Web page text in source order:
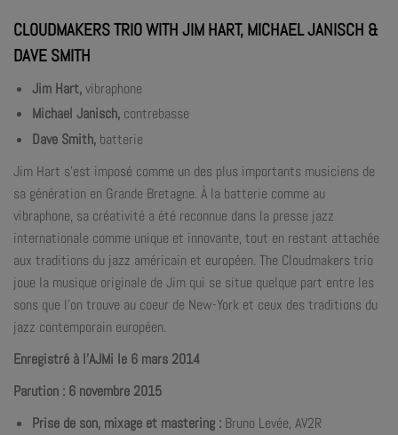
CLOUDMAKERS TRIO WITH JIM HART, MICHAEL JANISCH &
DAVE SMITH
Jim Hart,vibraphone
Michael Janisch,contrebasse
Dave Smith, batterie
Jim Hart s’est imposé comme un des plus importants musiciens de
sa génération en Grande Bretagne. À la batterie comme au
vibraphone, sa créativité a été reconnue dans la presse jazz
internationale comme unique et innovante, tout en restant attachée
aux traditions du jazz américain et européen. The Cloudmakers trio
joue la musique originale de Jim qui se situe quelque part entre les
sons que l’on trouve au coeur de New-York et ceux des traditions du
jazz contemporain européen.
Enregistré à l’AJMi le 6 mars 2014
Parution : 6 novembre 2015
Prise de son, mixage et mastering :Bruno Levée, AV2R